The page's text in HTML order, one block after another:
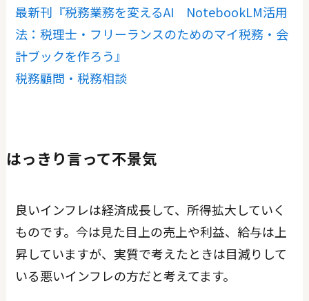
最新刊『税務業務を変えるAI NotebookLM活用
法：税理士・フリーランスのためのマイ税務・会
計ブックを作ろう』
税務顧問・税務相談
はっきり言って不景気
良いインフレは経済成長して、所得拡大していく
ものです。今は見た目上の売上や利益、給与は上
昇していますが、実質で考えたときは目減りして
いる悪いインフレの方だと考えてます。